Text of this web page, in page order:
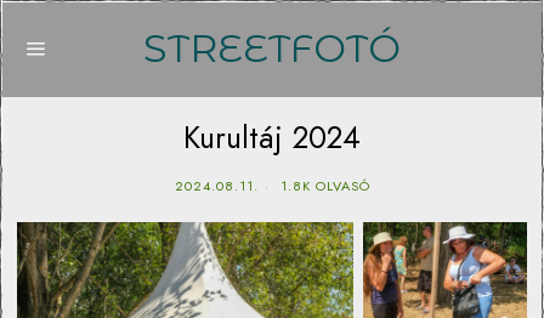
STREETFOTÓ
Kurultáj 2024
2024.08.11. 1.8K OLVASÓ